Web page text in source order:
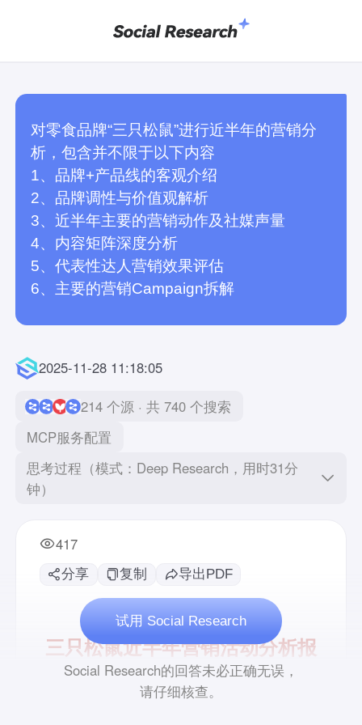
对零食品牌“三只松鼠”进行近半年的营销分
析，包含并不限于以下内容
1、品牌+产品线的客观介绍
2、品牌调性与价值观解析
3、近半年主要的营销动作及社媒声量
4、内容矩阵深度分析
5、代表性达人营销效果评估
6、主要的营销Campaign拆解
2025-11-28 11:18:05
214 个源 · 共 740 个搜索
MCP服务配置
思考过程（模式：Deep Research，用时31分
钟）
417
分享 复制 导出PDF
试用 Social Research
Social Research的回答未必正确无误，
请仔细核查。